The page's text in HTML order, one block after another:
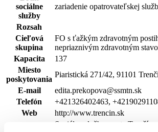
sociálne
služby
zariadenie opatrovateľskej
Rozsah
Cieľová
skupina
FO s ťažkým zdravotným
nepriaznivým zdravotným
Kapacita
137
Miesto
poskytovania
Piaristická 271/42, 91101
E-mail
edita.prekopova@ssmtn.sk
Telefón
+421326402463,
Web
http://www.trencin.sk
Sociálne služby mesta Trenčín,